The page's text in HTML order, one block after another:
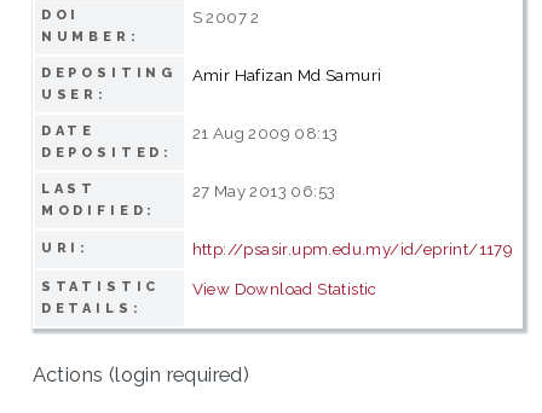
DOI
NUMBER:
S 2007 2
DEPOSITING
USER:
Amir Hafizan Md Samuri
DATE
DEPOSITED:
21 Aug 2009 08:13
LAST
MODIFIED:
27 May 2013 06:53
URI: http://psasir.upm.edu.my/id/eprint/1179
STATISTIC
DETAILS:
View Download Statistic
Actions (login required)